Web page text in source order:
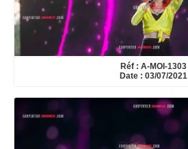
Réf : A-MOI-1303
Date : 03/07/2021